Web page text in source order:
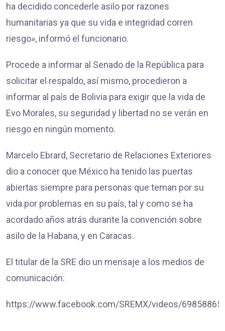
ha decidido concederle asilo por razones
humanitarias ya que su vida e integridad corren
riesgo», informó el funcionario.
Procede a informar al Senado de la República para
solicitar el respaldo, así mismo, procedieron a
informar al país de Bolivia para exigir que la vida de
Evo Morales, su seguridad y libertad no se verán en
riesgo en ningún momento.
Marcelo Ebrard, Secretario de Relaciones Exteriores
dio a conocer que México ha tenido las puertas
abiertas siempre para personas que teman por su
vida por problemas en su país, tal y como se ha
acordado años atrás durante la convención sobre
asilo de la Habana, y en Caracas.
El titular de la SRE dio un mensaje a los medios de
comunicación:
https://www.facebook.com/SREMX/videos/